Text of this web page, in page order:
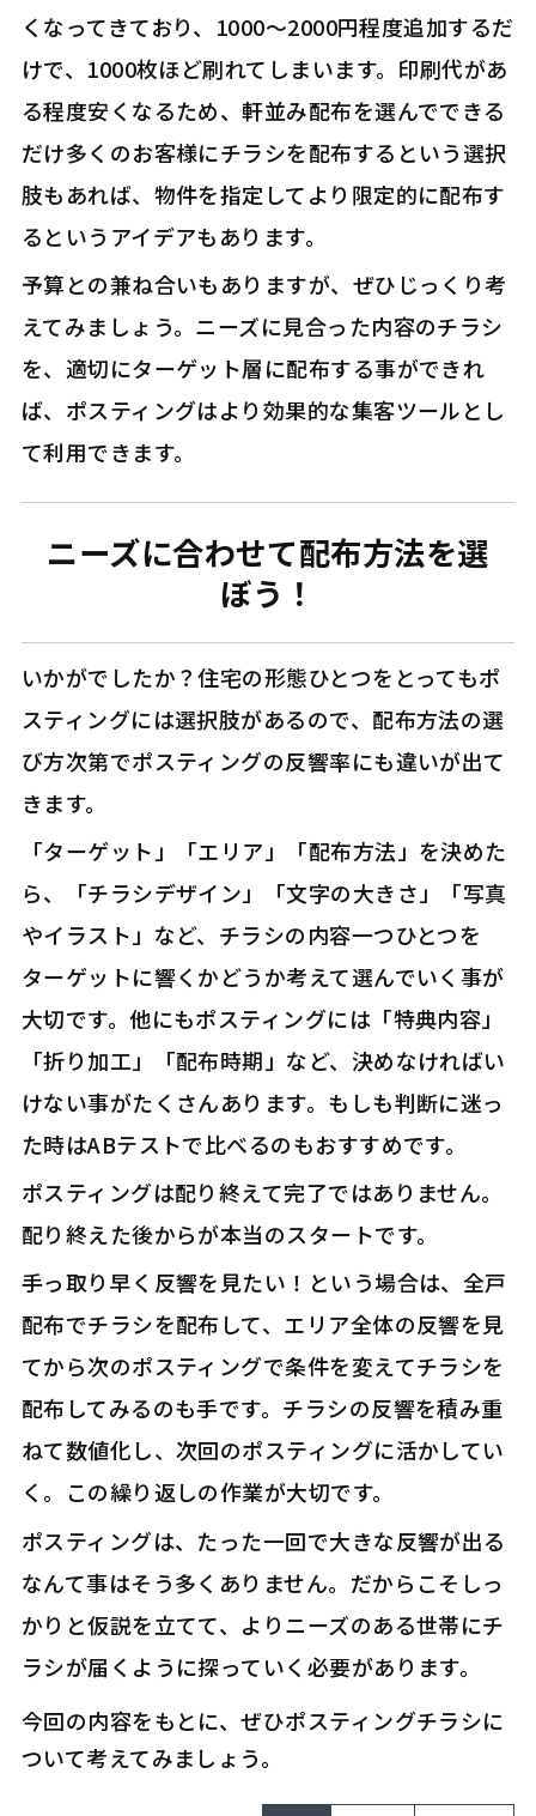
くなってきており、1000～2000円程度追加するだ
けで、1000枚ほど刷れてしまいます。印刷代があ
る程度安くなるため、軒並み配布を選んでできる
だけ多くのお客様にチラシを配布するという選択
肢もあれば、物件を指定してより限定的に配布す
るというアイデアもあります。
予算との兼ね合いもありますが、ぜひじっくり考
えてみましょう。ニーズに見合った内容のチラシ
を、適切にターゲット層に配布する事ができれ
ば、ポスティングはより効果的な集客ツールとし
て利用できます。
ニーズに合わせて配布方法を選
ぼう！
いかがでしたか？住宅の形態ひとつをとってもポ
スティングには選択肢があるので、配布方法の選
び方次第でポスティングの反響率にも違いが出て
きます。
「ターゲット」「エリア」「配布方法」を決めた
ら、「チラシデザイン」「文字の大きさ」「写真
やイラスト」など、チラシの内容一つひとつを
ターゲットに響くかどうか考えて選んでいく事が
大切です。他にもポスティングには「特典内容」
「折り加工」「配布時期」など、決めなければい
けない事がたくさんあります。もしも判断に迷っ
た時はABテストで比べるのもおすすめです。
ポスティングは配り終えて完了ではありません。
配り終えた後からが本当のスタートです。
手っ取り早く反響を見たい！という場合は、全戸
配布でチラシを配布して、エリア全体の反響を見
てから次のポスティングで条件を変えてチラシを
配布してみるのも手です。チラシの反響を積み重
ねて数値化し、次回のポスティングに活かしてい
く。この繰り返しの作業が大切です。
ポスティングは、たった一回で大きな反響が出る
なんて事はそう多くありません。だからこそしっ
かりと仮説を立てて、よりニーズのある世帯にチ
ラシが届くように探っていく必要があります。
今回の内容をもとに、ぜひポスティングチラシに
ついて考えてみましょう。